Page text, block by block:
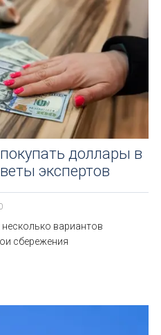
доллары в
экспертов
вариантов
сбережения